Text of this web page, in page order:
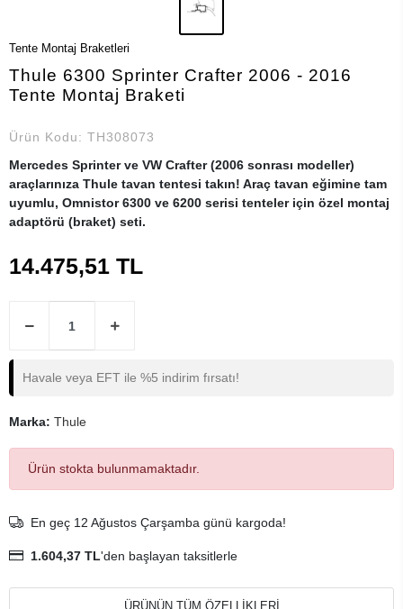
Tente Montaj Braketleri
Thule 6300 Sprinter Crafter 2006 - 2016
Tente Montaj Braketi
Ürün Kodu: TH308073
Mercedes Sprinter ve VW Crafter (2006 sonrası modeller)
araçlarınıza Thule tavan tentesi takın! Araç tavan eğimine tam
uyumlu, Omnistor 6300 ve 6200 serisi tenteler için özel montaj
adaptörü (braket) seti.
14.475,51 TL
Havale veya EFT ile %5 indirim fırsatı!
Marka: Thule
Ürün stokta bulunmamaktadır.
En geç 12 Ağustos Çarşamba günü kargoda!
1.604,37 TL'den başlayan taksitlerle
ÜRÜNÜN TÜM ÖZELLİKLERİ